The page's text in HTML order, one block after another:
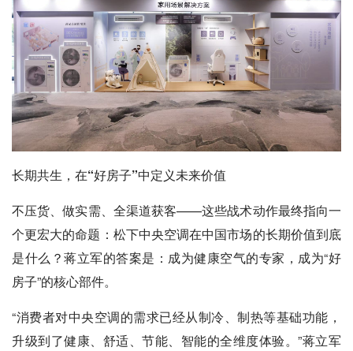
长期共生，在“好房子”中定义未来价值
不压货、做实需、全渠道获客——这些战术动作最终指向一
个更宏大的命题：松下中央空调在中国市场的长期价值到底
是什么？蒋立军的答案是：成为健康空气的专家，成为“好
房子”的核心部件。
“消费者对中央空调的需求已经从制冷、制热等基础功能，
升级到了健康、舒适、节能、智能的全维度体验。”蒋立军